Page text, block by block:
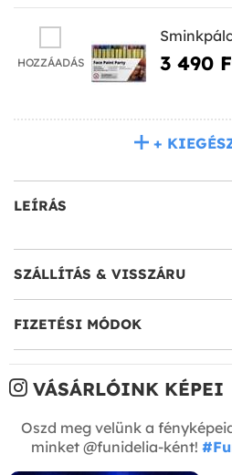
HOZZÁADÁS 3 490
+
LEÍRÁS
SZÁLLÍTÁS & VISSZÁRU
FIZETÉSI MÓDOK
VÁSÁRLÓINK KÉPEI
Oszd meg velünk a
minket @funidelia-ként!